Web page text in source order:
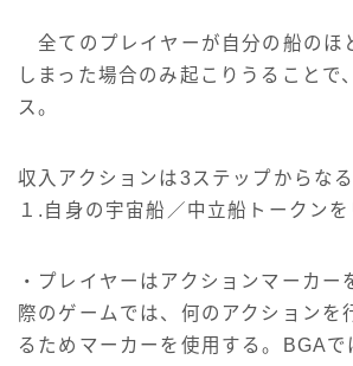
全てのプレイヤーが自分の船のほ
しまった場合のみ起こりうることで
ス。
収入アクションは3ステップからな
１.自身の宇宙船／中立船トークン
・プレイヤーはアクションマーカー
際のゲームでは、何のアクションを
るためマーカーを使用する。BGAで